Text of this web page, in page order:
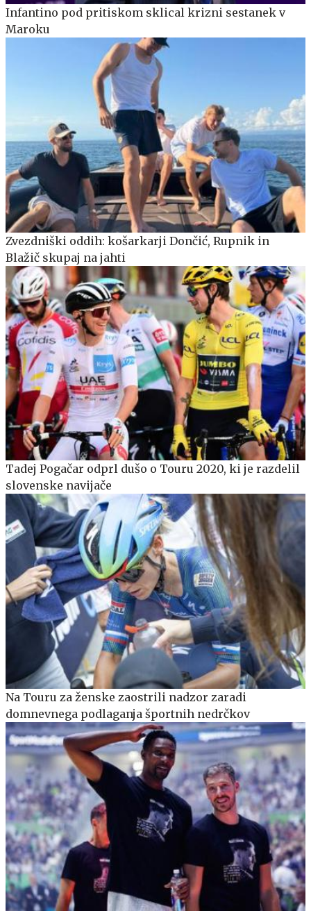
Infantino pod pritiskom sklical krizni sestanek v
Maroku
Zvezdniški oddih: košarkarji Dončić, Rupnik in
Blažič skupaj na jahti
Tadej Pogačar odprl dušo o Touru 2020, ki je razdelil
slovenske navijače
Na Touru za ženske zaostrili nadzor zaradi
domnevnega podlaganja športnih nedrčkov